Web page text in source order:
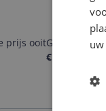
prijs ooit
€ 24,60